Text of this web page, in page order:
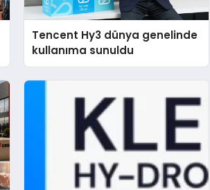
Tencent Hy3 dünya genelinde
kullanıma sunuldu